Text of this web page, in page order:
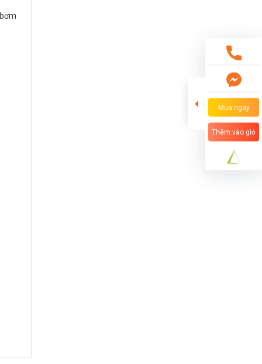
Mua ngay
Thêm vào giỏ